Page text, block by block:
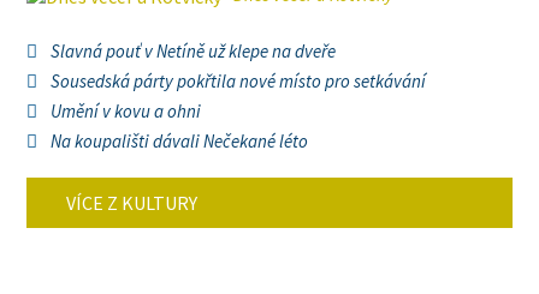
Slavná pouť v Netíně už klepe na dveře
Sousedská párty pokřtila nové místo pro setkávání
Umění v kovu a ohni
Na koupališti dávali Nečekané léto
VÍCE Z KULTURY